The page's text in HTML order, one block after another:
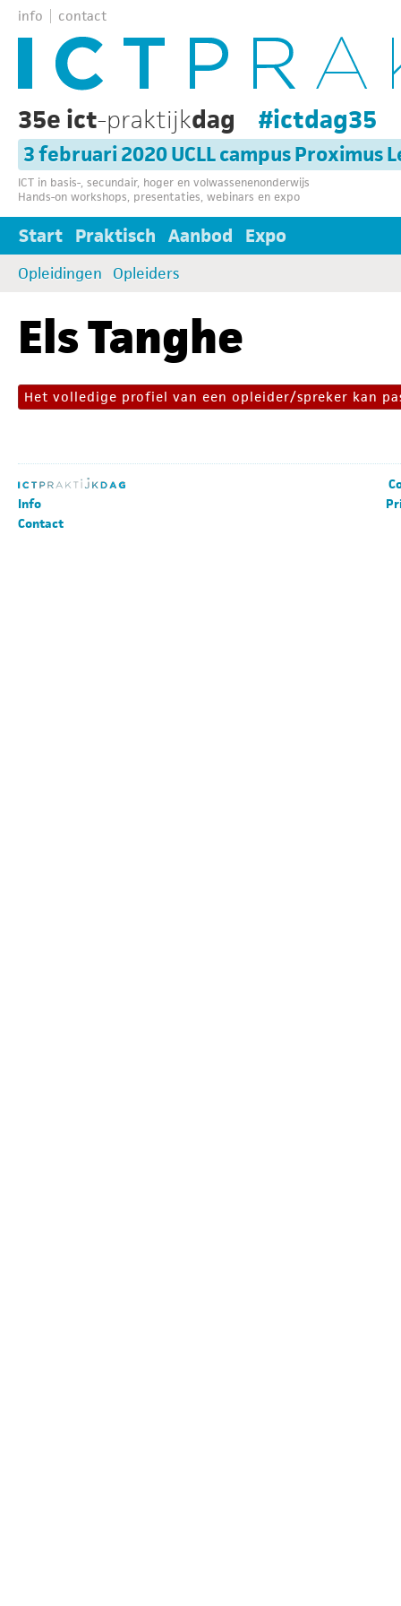
info contact
35e ict-praktijkdag #ictdag35
3 februari 2020 UCLL campus Proximus
ICT in basis-, secundair, hoger en volwassenenonderwijs
Hands-on workshops, presentaties, webinars en expo
Start Praktisch Aanbod Expo
Opleidingen Opleiders
Els Tanghe
Het volledige profiel van een opleider/spreker kan
Info
Contact